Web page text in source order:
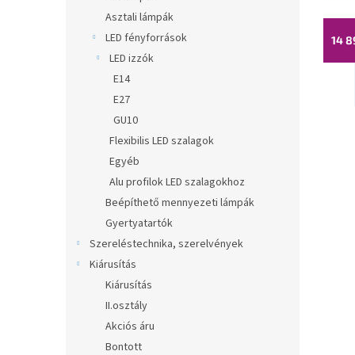
Asztali lámpák
LED fényforrások
LED izzók
E14
E27
GU10
Flexibilis LED szalagok
Egyéb
Alu profilok LED szalagokhoz
Beépíthető mennyezeti lámpák
Gyertyatartók
Szereléstechnika, szerelvények
Kiárusítás
Kiárusítás
II.osztály
Akciós áru
Bontott
14